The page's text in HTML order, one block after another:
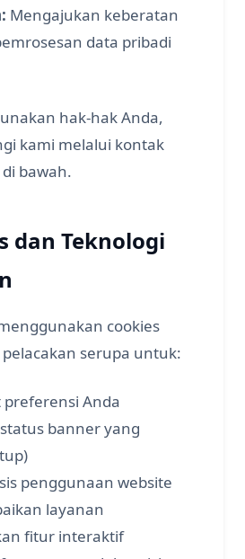
Mengajukan keberatan
data pribadi
hak-hak Anda,
kami melalui kontak
bawah.
dan Teknologi
cookies
serupa untuk:
Anda
banner yang
penggunaan website
layanan
fitur interaktif